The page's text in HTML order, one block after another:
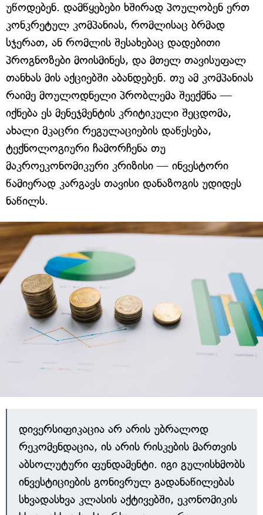
უწოდებენ. დამწყებები ხშირად პოულობენ ერთ
კონკრეტულ კომპანიას, რომლისაც ბრმად
სჯერათ, ან რომლის შესახებაც დადებითი
პროგნოზები მოისმინეს, და მთელ თავისუფალ
თანხას მის აქციებში აბანდებენ. თუ ამ კომპანიას
რაიმე მოულოდნელი პრობლემა შეექმნა —
იქნება ეს მენეჯმენტის კრიტიკული შეცდომა,
ახალი მკაცრი რეგულაციების დაწესება,
ტექნოლოგიური ჩამორჩენა თუ
მაკროეკონომიკური კრიზისი — ინვესტორი
წამიერად კარგავს თავისი დანაზოგის უდიდეს
ნაწილს.
დივერსიფიკაცია არ არის უბრალოდ
რეკომენდაცია, ის არის რისკების მართვის
აბსოლუტური ფუნდამენტი. იგი გულისხმობს
ინვესტიციების გონივრულ გადანაწილებას
სხვადასხვა კლასის აქტივებში, ეკონომიკის